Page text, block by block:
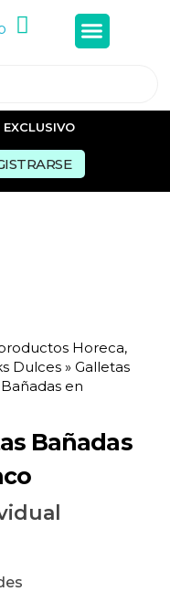
Horeca,
Dulces » Galletas
en
Bañadas